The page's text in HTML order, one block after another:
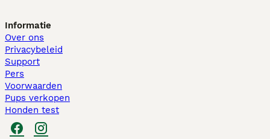
Informatie
Over ons
Privacybeleid
Support
Pers
Voorwaarden
Pups verkopen
Honden test